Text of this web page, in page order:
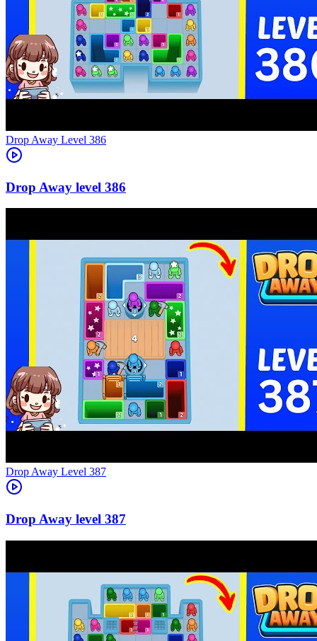
Level 386
386
Level 387
387